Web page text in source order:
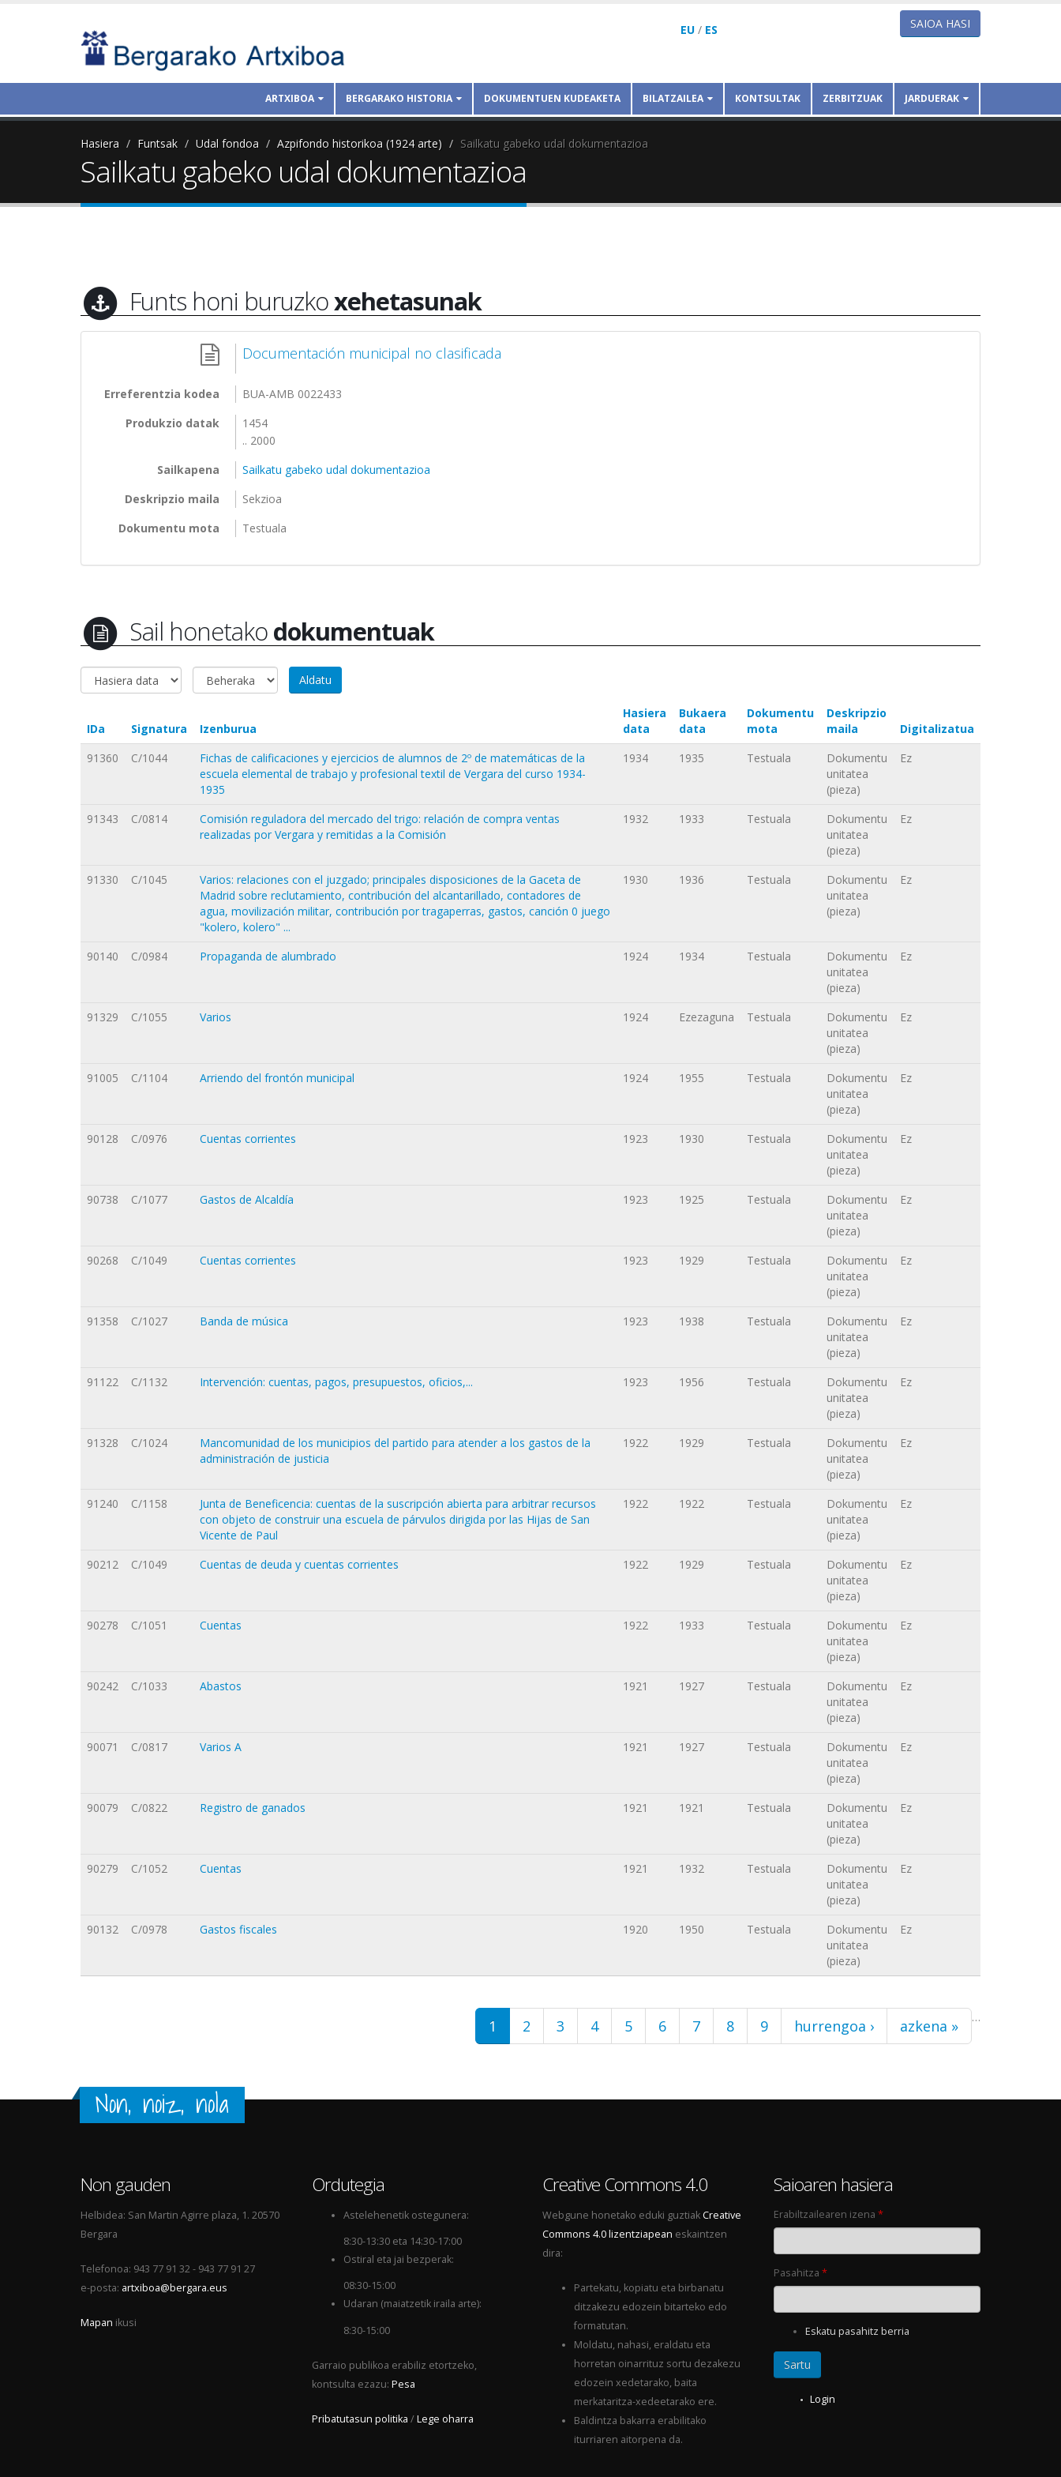
EU / ES SAIOA HASI
ARTXIBOA BERGARAKO HISTORIA DOKUMENTUEN KUDEAKETA BILATZAILEA KONTSULTAK ZERBITZUAK JARDUERAK
Hasiera Funtsak Udal fondoa Azpifondo historikoa (1924 arte) Sailkatu gabeko udal dokumentazioa
Sailkatu gabeko udal dokumentazioa
Funts honi buruzkoxehetasunak
Documentación municipal no clasificada
Erreferentzia kodea
BUA-AMB 0022433
Produkzio datak
1454
.. 2000
Sailkapena
Sailkatu gabeko udal dokumentazioa
Deskripzio maila
Sekzioa
Dokumentu mota
Testuala
Sail honetakodokumentuak
IDa Signatura Izenburua
Hasiera
data
Bukaera
data
Dokumentu
mota
Deskripzio
maila
Digitalizatua
91360
C/1044
Fichas de calificaciones y ejercicios de alumnos de 2º de matemáticas de la
escuela elemental de trabajo y profesional textil de Vergara del curso 1934-
1935
1934 1935 Testuala
Dokumentu
unitatea
(pieza)
Ez
91343 C/0814
Comisión reguladora del mercado del trigo: relación de compra ventas
realizadas por Vergara y remitidas a la Comisión
1932 1933 Testuala
Dokumentu
unitatea
(pieza)
Ez
91330 C/1045
Varios: relaciones con el juzgado; principales disposiciones de la Gaceta de
Madrid sobre reclutamiento, contribución del alcantarillado, contadores de
agua, movilización militar, contribución por tragaperras, gastos, canción 0 juego
"kolero, kolero" ...
1930 1936 Testuala
Dokumentu
unitatea
(pieza)
Ez
90140 C/0984 Propaganda de alumbrado 1924 1934 Testuala
Dokumentu
unitatea
(pieza)
Ez
91329 C/1055 Varios 1924 Ezezaguna Testuala
Dokumentu
unitatea
(pieza)
Ez
91005 C/1104 Arriendo del frontón municipal 1924 1955 Testuala
Dokumentu
unitatea
(pieza)
Ez
90128 C/0976 Cuentas corrientes 1923 1930 Testuala
Dokumentu
unitatea
(pieza)
Ez
90738 C/1077 Gastos de Alcaldía 1923 1925 Testuala
Dokumentu
unitatea
(pieza)
Ez
90268 C/1049 Cuentas corrientes 1923 1929 Testuala
Dokumentu
unitatea
(pieza)
Ez
91358 C/1027 Banda de música 1923 1938 Testuala
Dokumentu
unitatea
(pieza)
Ez
91122 C/1132 Intervención: cuentas, pagos, presupuestos, oficios,... 1923 1956 Testuala
Dokumentu
unitatea
(pieza)
Ez
91328 C/1024
Mancomunidad de los municipios del partido para atender a los gastos de la
administración de justicia
1922 1929 Testuala
Dokumentu
unitatea
(pieza)
Ez
91240 C/1158
Junta de Beneficencia: cuentas de la suscripción abierta para arbitrar recursos
con objeto de construir una escuela de párvulos dirigida por las Hijas de San
Vicente de Paul
1922 1922 Testuala
Dokumentu
unitatea
(pieza)
Ez
90212 C/1049 Cuentas de deuda y cuentas corrientes 1922 1929 Testuala
Dokumentu
unitatea
(pieza)
Ez
90278 C/1051 Cuentas 1922 1933 Testuala
Dokumentu
unitatea
(pieza)
Ez
90242 C/1033 Abastos 1921 1927 Testuala
Dokumentu
unitatea
(pieza)
Ez
90071 C/0817 Varios A 1921 1927 Testuala
Dokumentu
unitatea
(pieza)
Ez
90079 C/0822 Registro de ganados 1921 1921 Testuala
Dokumentu
unitatea
(pieza)
Ez
90279 C/1052 Cuentas 1921 1932 Testuala
Dokumentu
unitatea
(pieza)
Ez
90132 C/0978 Gastos fiscales 1920 1950 Testuala
Dokumentu
unitatea
(pieza)
Ez
1 2 3 4 5 6 7 8 9 …
hurrengoa › azkena »
Non, noiz, nola
Non gauden
Helbidea: San Martin Agirre plaza, 1. 20570
Bergara
Telefonoa: 943 77 91 32 - 943 77 91 27
e-posta: artxiboa@bergara.eus
Mapan ikusi
Ordutegia
Astelehenetik ostegunera:
8:30-13:30 eta 14:30-17:00
Ostiral eta jai bezperak:
08:30-15:00
Udaran (maiatzetik iraila arte):
8:30-15:00
Garraio publikoa erabiliz etortzeko,
kontsulta ezazu: Pesa
Pribatutasun politika /Lege oharra
Creative Commons 4.0
Webgune honetako eduki guztiakCreative
Commons 4.0 lizentziapean eskaintzen
dira:
Partekatu, kopiatu eta birbanatu
ditzakezu edozein bitarteko edo
formatutan.
Moldatu, nahasi, eraldatu eta
horretan oinarrituz sortu dezakezu
edozein xedetarako, baita
merkataritza-xedeetarako ere.
Baldintza bakarra erabilitako
iturriaren aitorpena da.
Saioaren hasiera
Erabiltzailearen izena *
Pasahitza *
Eskatu pasahitz berria
Login